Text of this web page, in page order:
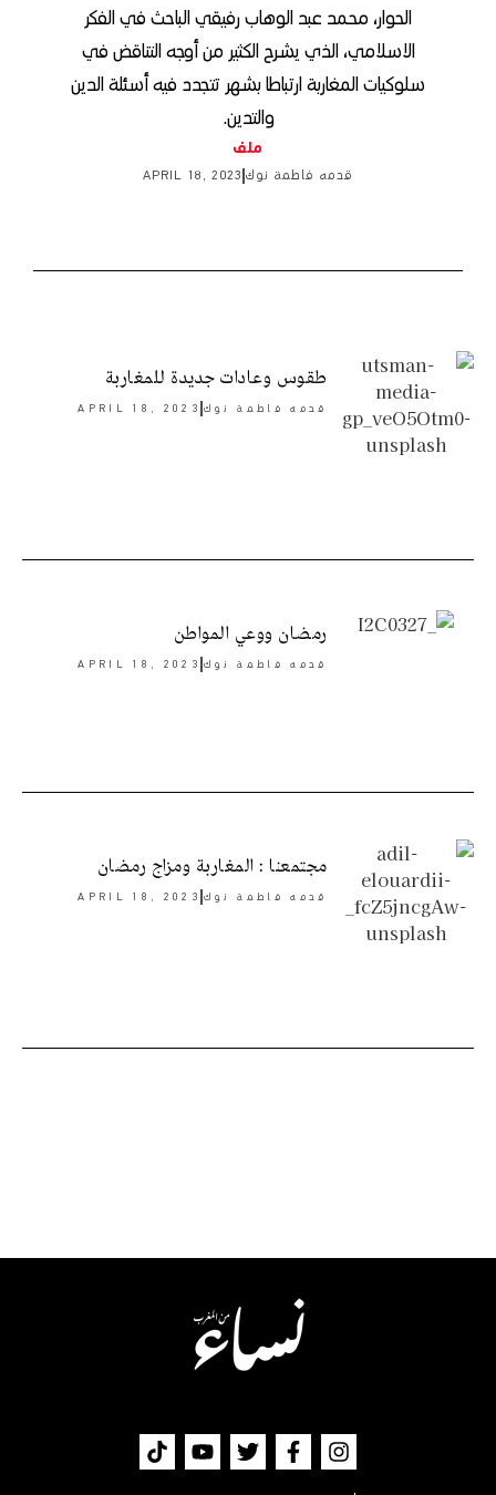
الحوار، محمد عبد الوهاب رفيقي الباحث في الفكر
الاسلامي، الذي يشرح الكثير من أوجه التناقض في
سلوكيات المغاربة ارتباطا بشهر تتجدد فيه أسئلة الدين
والتدين.
ملف
قدمه فاطمة نوك APRIL 18, 2023
طقوس وعادات جديدة للمغاربة
قدمه فاطمة نوك APRIL 18, 2023
رمضان ووعي المواطن
قدمه فاطمة نوك APRIL 18, 2023
مجتمعنا : المغاربة ومزاج رمضان
قدمه فاطمة نوك APRIL 18, 2023